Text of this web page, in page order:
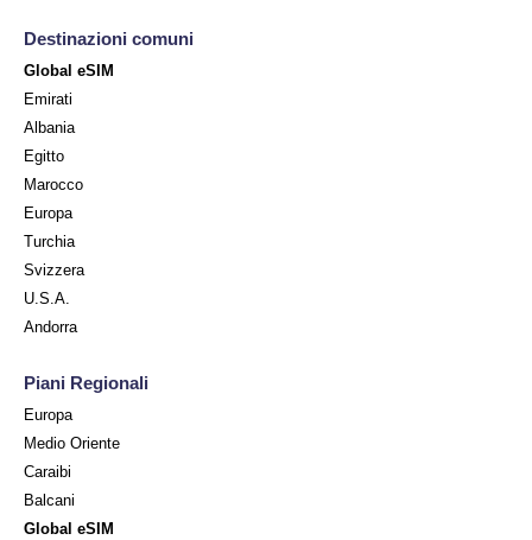
Destinazioni comuni
Global eSIM
Emirati
Albania
Egitto
Marocco
Europa
Turchia
Svizzera
U.S.A.
Andorra
Piani Regionali
Europa
Medio Oriente
Caraibi
Balcani
Global eSIM